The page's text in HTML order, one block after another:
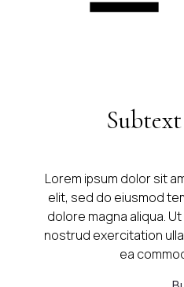
Lorem ipsum dolor sit
elit, sed do eiusmod
dolore magna aliqua.
nostrud exercitation
ea